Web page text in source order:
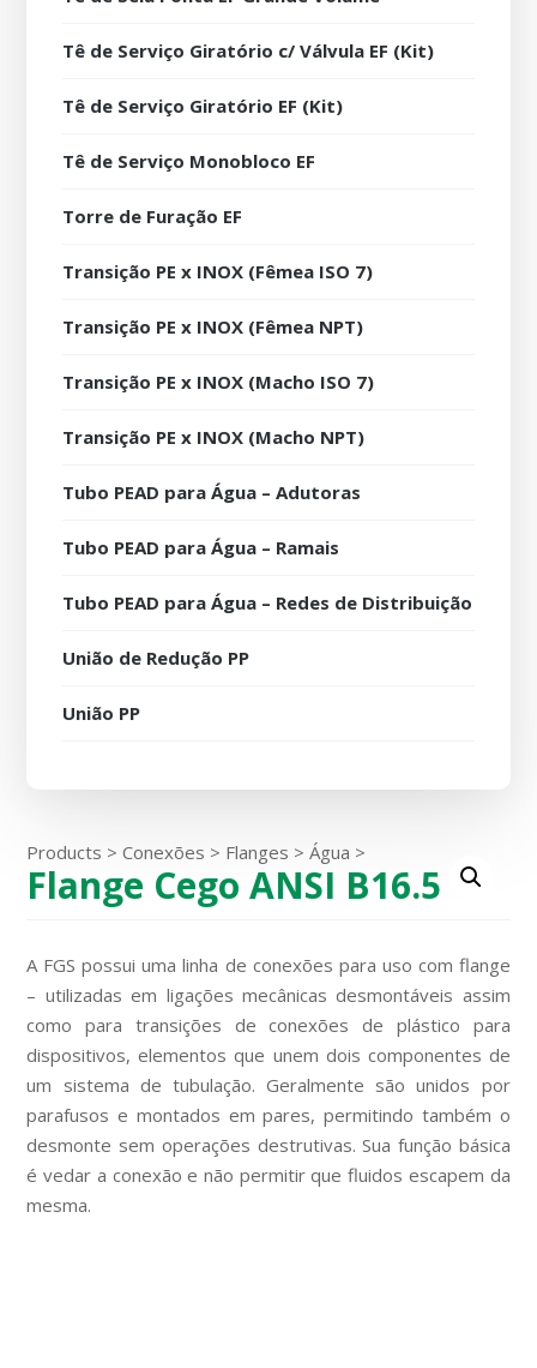
Tê de Serviço Giratório c/ Válvula EF (Kit)
Tê de Serviço Giratório EF (Kit)
Tê de Serviço Monobloco EF
Torre de Furação EF
Transição PE x INOX (Fêmea ISO 7)
Transição PE x INOX (Fêmea NPT)
Transição PE x INOX (Macho ISO 7)
Transição PE x INOX (Macho NPT)
Tubo PEAD para Água – Adutoras
Tubo PEAD para Água – Ramais
Tubo PEAD para Água – Redes de Distribuição
União de Redução PP
União PP
Products >Conexões > Flanges >Água >
Flange Cego ANSI B16.5
A FGS possui uma linha de conexões para uso com flange
– utilizadas em ligações mecânicas desmontáveis assim
como para transições de conexões de plástico para
dispositivos, elementos que unem dois componentes de
um sistema de tubulação. Geralmente são unidos por
parafusos e montados em pares, permitindo também o
desmonte sem operações destrutivas. Sua função básica
é vedar a conexão e não permitir que fluidos escapem da
mesma.